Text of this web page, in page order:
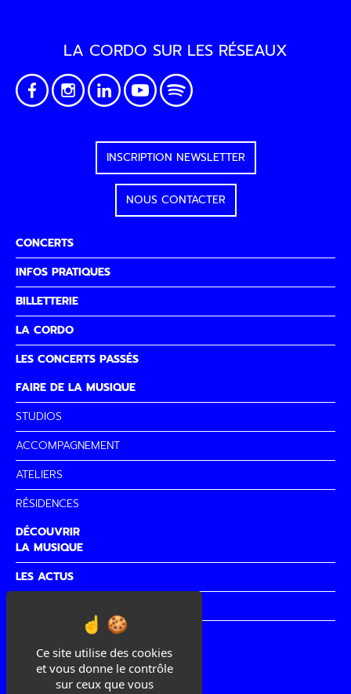
Ce site utilise des cookies
et vous donne le contrôle
sur ceux que vous
CONCERTS
INFOS PRATIQUES
BILLETTERIE
LA CORDO
LES CONCERTS PASSÉS
FAIRE DE LA MUSIQUE
STUDIOS
ACCOMPAGNEMENT
ATELIERS
RÉSIDENCES
DÉCOUVRIR
LA MUSIQUE
LES ACTUS
LA MUSIQUE
LA CORDO SUR LES RÉSEAUX
INSCRIPTION NEWSLETTER
NOUS CONTACTER